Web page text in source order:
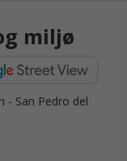
miljø
- San Pedro del